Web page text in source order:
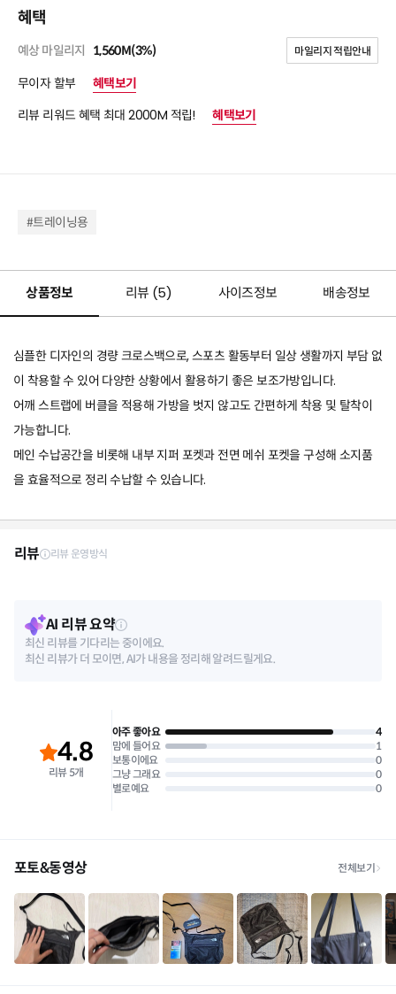
혜택
예상 마일리지 1,560M(3%) 마일리지 적립안내
무이자 할부
혜택보기
리뷰 리워드 혜택 최대 2000M 적립!
혜택보기
#트레이닝용
상품정보 리뷰 (5) 사이즈정보 배송정보
심플한 디자인의 경량 크로스백으로, 스포츠 활동부터 일상 생활까지 부담 없
이 착용할 수 있어 다양한 상황에서 활용하기 좋은 보조가방입니다.
어깨 스트랩에 버클을 적용해 가방을 벗지 않고도 간편하게 착용 및 탈착이
가능합니다.
메인 수납공간을 비롯해 내부 지퍼 포켓과 전면 메쉬 포켓을 구성해 소지품
을 효율적으로 정리 수납할 수 있습니다.